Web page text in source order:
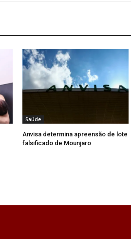
Saúde
Anvisa determina apreensão de lote
falsificado de Mounjaro